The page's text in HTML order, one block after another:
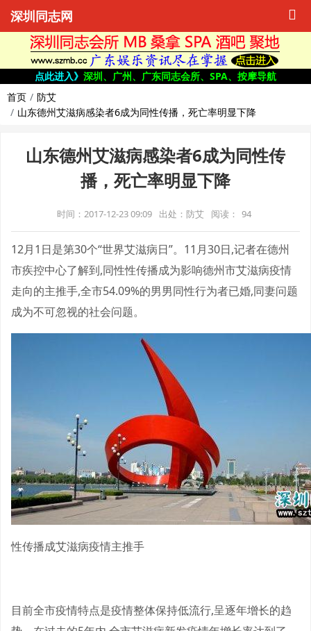
深圳同志网
点此进入》 深圳、广州、广东同志会所、SPA、按摩导航
首页
防艾
山东德州艾滋病感染者6成为同性传播，死亡率明显下降
山东德州艾滋病感染者6成为同性传
播，死亡率明显下降
时间：2017-12-23 09:09 出处：防艾 阅读： 94
12月1日是第30个“世界艾滋病日”。11月30日,记者在德州
市疾控中心了解到,同性性传播成为影响德州市艾滋病疫情
走向的主推手,全市54.09%的男男同性行为者已婚,同妻问题
成为不可忽视的社会问题。
性传播成艾滋病疫情主推手
目前全市疫情特点是疫情整体保持低流行,呈逐年增长的趋